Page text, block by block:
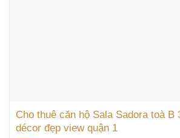
Cho thuê căn hộ Sala Sadora toà B
décor đẹp view quận 1